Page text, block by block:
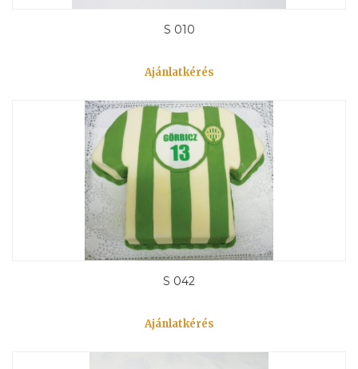
S 010
Ajánlatkérés
S 042
Ajánlatkérés